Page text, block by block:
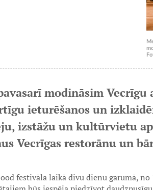
modināsim
ieturēšanos un
izstāžu un kultūrvietu
Vecrīgas restorānu un
festivāla laikā divu dienu garumā,